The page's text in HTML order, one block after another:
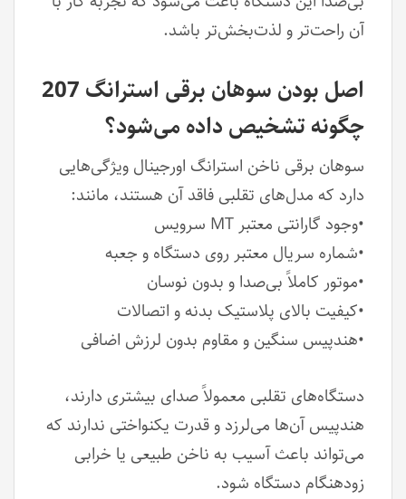
آن راحت‌تر و لذت‌بخش‌تر باشد.
اصل بودن سوهان برقی استرانگ 207
چگونه تشخیص داده می‌شود؟
سوهان برقی ناخن استرانگ اورجینال ویژگی‌هایی
دارد که مدل‌های تقلبی فاقد آن هستند، مانند:
•وجود گارانتی معتبر MT سرویس
•شماره سریال معتبر روی دستگاه و جعبه
•موتور کاملاً بی‌صدا و بدون نوسان
•کیفیت بالای پلاستیک بدنه و اتصالات
•هندپیس سنگین و مقاوم بدون لرزش اضافی
دستگاه‌های تقلبی معمولاً صدای بیشتری دارند،
هندپیس آن‌ها می‌لرزد و قدرت یکنواختی ندارند که
می‌تواند باعث آسیب به ناخن طبیعی یا خرابی
زودهنگام دستگاه شود.